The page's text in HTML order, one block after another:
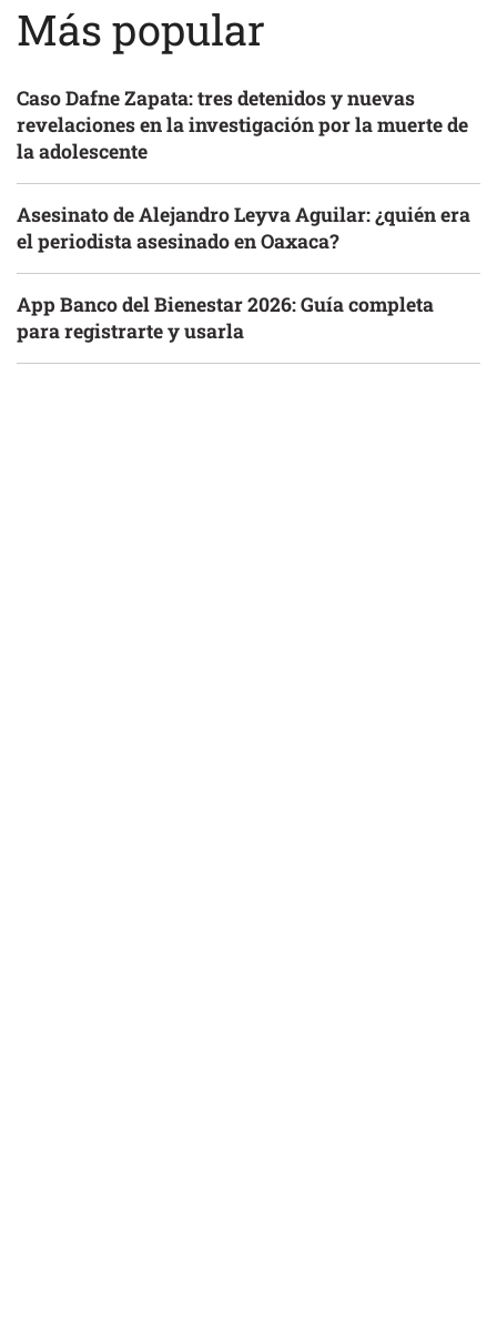
Más popular
Caso Dafne Zapata: tres detenidos y nuevas
revelaciones en la investigación por la muerte de
la adolescente
Asesinato de Alejandro Leyva Aguilar: ¿quién era
el periodista asesinado en Oaxaca?
App Banco del Bienestar 2026: Guía completa
para registrarte y usarla